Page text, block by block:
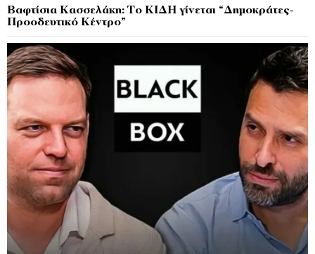
Βαφτίσια Κασσελάκη: Το ΚΙΔΗ γίνεται “Δημοκράτες-
Προοδευτικό Κέντρο”